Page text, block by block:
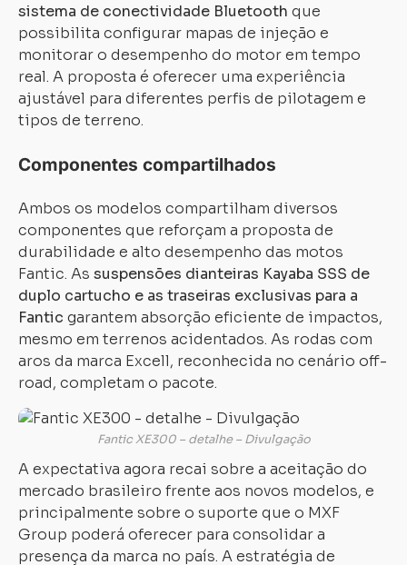
sistema de conectividade Bluetooth que
possibilita configurar mapas de injeção e
monitorar o desempenho do motor em tempo
real. A proposta é oferecer uma experiência
ajustável para diferentes perfis de pilotagem e
tipos de terreno.
Componentes compartilhados
Ambos os modelos compartilham diversos
componentes que reforçam a proposta de
durabilidade e alto desempenho das motos
Fantic. As suspensões dianteiras Kayaba SSS de
duplo cartucho e as traseiras exclusivas para a
Fantic garantem absorção eficiente de impactos,
mesmo em terrenos acidentados. As rodas com
aros da marca Excell, reconhecida no cenário off-
road, completam o pacote.
Fantic XE300 – detalhe – Divulgação
A expectativa agora recai sobre a aceitação do
mercado brasileiro frente aos novos modelos, e
principalmente sobre o suporte que o MXF
Group poderá oferecer para consolidar a
presença da marca no país. A estratégia de